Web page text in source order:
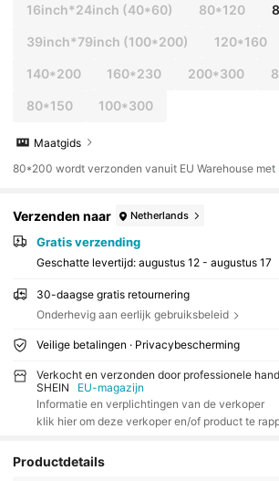
16inch*24inch (40*60) 80*120
39inch*79inch (100*200) 120*160
140*200 160*230 200*300
80*150 100*300
Maatgids
​80*200 wordt verzonden vanuit EU Warehouse met
Verzenden naar Netherlands
Gratis verzending
Geschatte levertijd: augustus 12 - augustus 17
30-daagse gratis retournering
Onderhevig aan eerlijk gebruiksbeleid
Veilige betalingen · Privacybescherming
Verkocht en verzonden door professionele
SHEIN
EU-magazijn
Informatie en verplichtingen van de verkoper
klik hier om deze verkoper en/of product te
Productdetails